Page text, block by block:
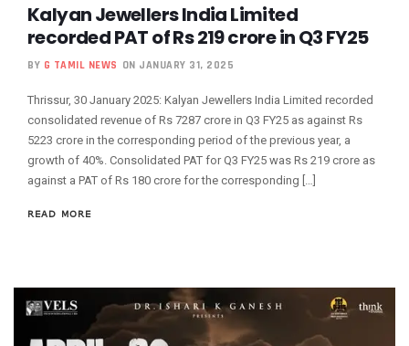
Kalyan Jewellers India Limited
recorded PAT of Rs 219 crore in Q3 FY25
BY G TAMIL NEWS ON JANUARY 31, 2025
Thrissur, 30 January 2025: Kalyan Jewellers India Limited recorded
consolidated revenue of Rs 7287 crore in Q3 FY25 as against Rs
5223 crore in the corresponding period of the previous year, a
growth of 40%. Consolidated PAT for Q3 FY25 was Rs 219 crore as
against a PAT of Rs 180 crore for the corresponding […]
READ MORE